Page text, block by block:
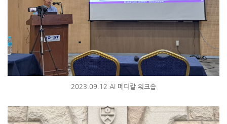
2023.09.12 AI 메디칼 워크숍